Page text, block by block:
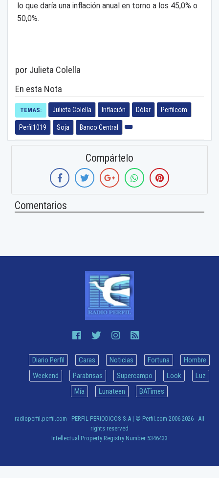
lo que daría una inflación anual en torno a los 45,0% o
50,0%.
por Julieta Colella
En esta Nota
TEMAS: Julieta Colella Inflación Dólar Perfilcom
Perfil1019 Soja Banco Central
Compártelo
Comentarios
Diario Perfil Caras Noticias Fortuna
Hombre
Weekend
Parabrisas Supercampo Look
Luz
Mía
Lunateen BATimes
radioperfil.perfil.com - PERFIL PERIODICOS S.A | © Perfil.com 2006-2026 - All
rights reserved
Intellectual Property Registry Number 5346433